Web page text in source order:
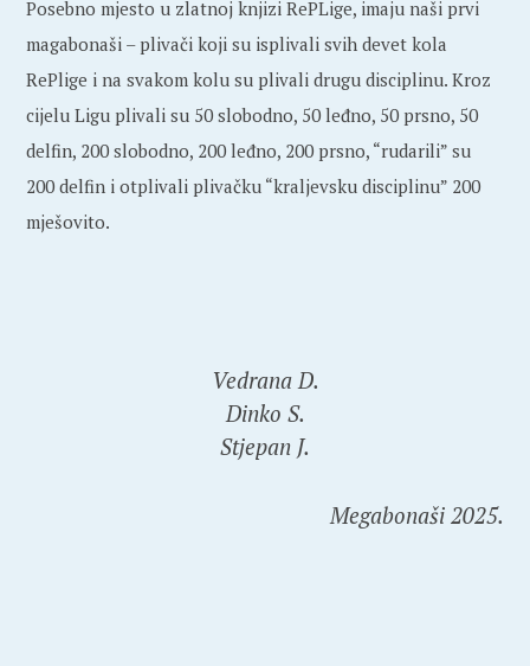
Posebno mjesto u zlatnoj knjizi RePLige, imaju naši prvi
magabonaši – plivači koji su isplivali svih devet kola
RePlige i na svakom kolu su plivali drugu disciplinu. Kroz
cijelu Ligu plivali su 50 slobodno, 50 leđno, 50 prsno, 50
delfin, 200 slobodno, 200 leđno, 200 prsno, “rudarili” su
200 delfin i otplivali plivačku “kraljevsku disciplinu” 200
mješovito.
Vedrana D.
Dinko S.
Stjepan J.
Megabonaši 2025.